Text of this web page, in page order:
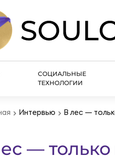
СОЦИАЛЬНЫЕ
ТЕХНОЛОГИИ
Интервью В лес —
—